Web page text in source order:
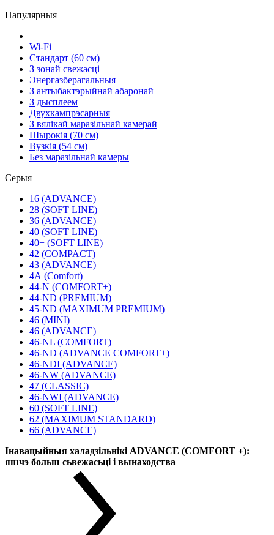
Папулярныя
Wi-Fi
Стандарт (60 см)
З зонай свежасці
Энергазберагальныя
З антыбактэрыйнай абаронай
З дысплеем
Двухкампрэсарныя
З вялікай маразільнай камерай
Шырокія (70 см)
Вузкія (54 см)
Без маразільнай камеры
Серыя
16 (ADVANCE)
28 (SOFT LINE)
36 (ADVANCE)
40 (SOFT LINE)
40+ (SOFT LINE)
42 (COMPACT)
43 (ADVANCE)
4А (Comfort)
44-N (COMFORT+)
44-ND (PREMIUM)
45-ND (MAXIMUM PREMIUM)
46 (MINI)
46 (ADVANCE)
46-NL (COMFORT)
46-ND (ADVANCE COMFORT+)
46-NDI (ADVANCE)
46-NW (ADVANCE)
47 (CLASSIC)
46-NWI (ADVANCE)
60 (SOFT LINE)
62 (MAXIMUM STANDARD)
66 (ADVANCE)
Інавацыйныя халадзільнікі ADVANCE (COMFORT +):
яшчэ больш сьвежасьці і вынаходства